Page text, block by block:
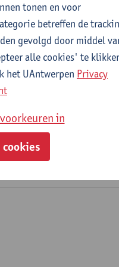
tonen en voor
betreffen de
gevolgd door middel
alle cookies' te
het UAntwerpen Privacy
in